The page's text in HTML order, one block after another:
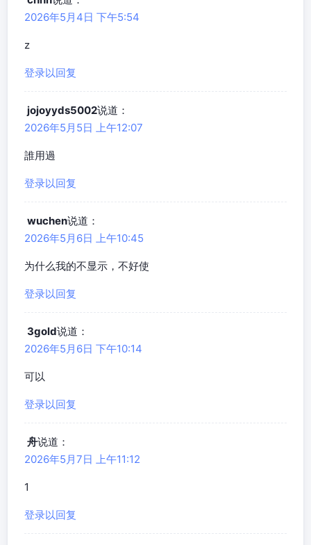
2026年5月4日 下午5:54
z
登录以回复
jojoyyds5002说道：
2026年5月5日 上午12:07
誰用過
登录以回复
wuchen说道：
2026年5月6日 上午10:45
为什么我的不显示，不好使
登录以回复
3gold说道：
2026年5月6日 下午10:14
可以
登录以回复
舟说道：
2026年5月7日 上午11:12
1
登录以回复